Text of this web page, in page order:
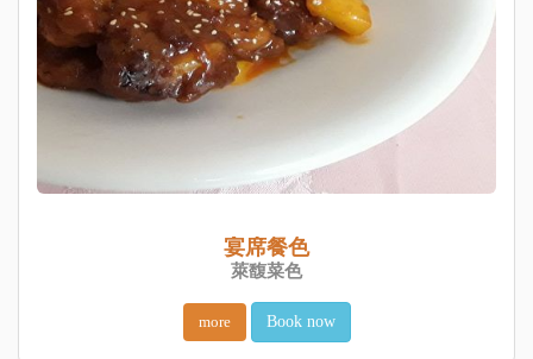
宴席餐色
萊馥菜色
more Book now